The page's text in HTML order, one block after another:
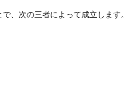
、次の三者によって成立します。